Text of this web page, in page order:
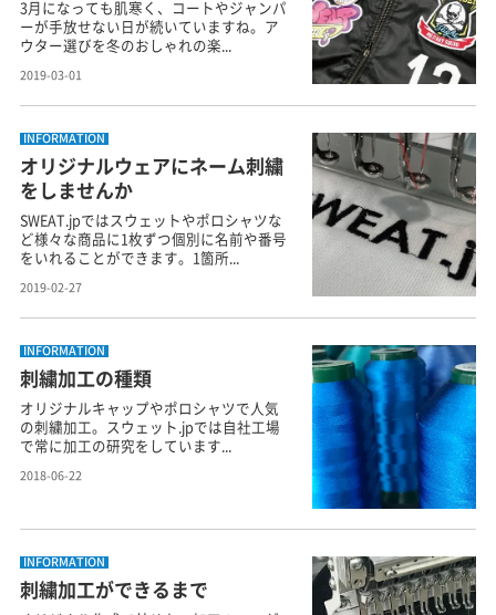
3月になっても肌寒く、コートやジャンパ
ーが手放せない日が続いていますね。ア
ウター選びを冬のおしゃれの楽...
2019-03-01
INFORMATION
オリジナルウェアにネーム刺繍
をしませんか
SWEAT.jpではスウェットやポロシャツな
ど様々な商品に1枚ずつ個別に名前や番号
をいれることができます。1箇所...
2019-02-27
INFORMATION
刺繍加工の種類
オリジナルキャップやポロシャツで人気
の刺繍加工。スウェット.jpでは自社工場
で常に加工の研究をしています...
2018-06-22
INFORMATION
刺繍加工ができるまで